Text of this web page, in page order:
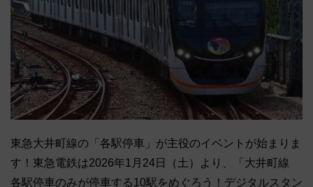
東急大井町線の「各駅停車」が主役のイベントが始まりま
す！東急電鉄は2026年1月24日（土）より、「大井町線
各駅停車のみが停車する10駅をめぐろう！デジタルスタン